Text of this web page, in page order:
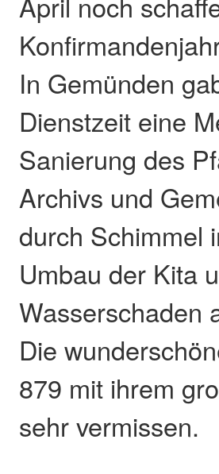
In Gemünden
Dienstzeit eine
Sanierung des
Archivs und
durch Schimmel
Umbau der Kita
Wasserschaden
Die
879 mit ihrem
sehr vermissen.